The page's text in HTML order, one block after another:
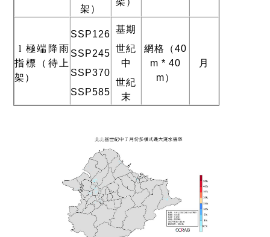
架）
l 極端降雨
指標（待上
架）
SSP126
SSP245
SSP370
SSP585
基期
世紀
中
世紀
末
網格（40
m * 40
m）
月